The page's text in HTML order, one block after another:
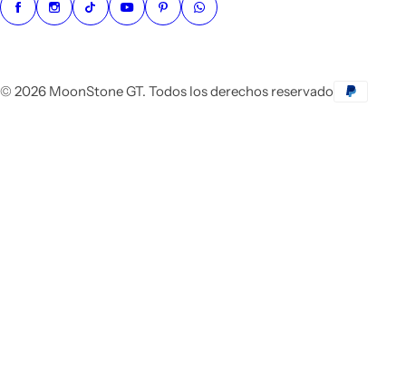
© 2026 MoonStone GT. Todos los derechos reservado